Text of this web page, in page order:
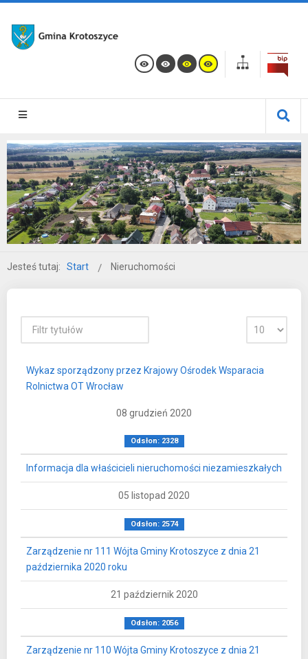
Jesteś tutaj: Start Nieruchomości
Wykaz sporządzony przez Krajowy Ośrodek Wsparacia
Rolnictwa OT Wrocław
08 grudzień 2020
Odsłon: 2328
Informacja dla właścicieli nieruchomości niezamieszkałych
05 listopad 2020
Odsłon: 2574
Zarządzenie nr 111 Wójta Gminy Krotoszyce z dnia 21
października 2020 roku
21 październik 2020
Odsłon: 2056
Zarządzenie nr 110 Wójta Gminy Krotoszyce z dnia 21